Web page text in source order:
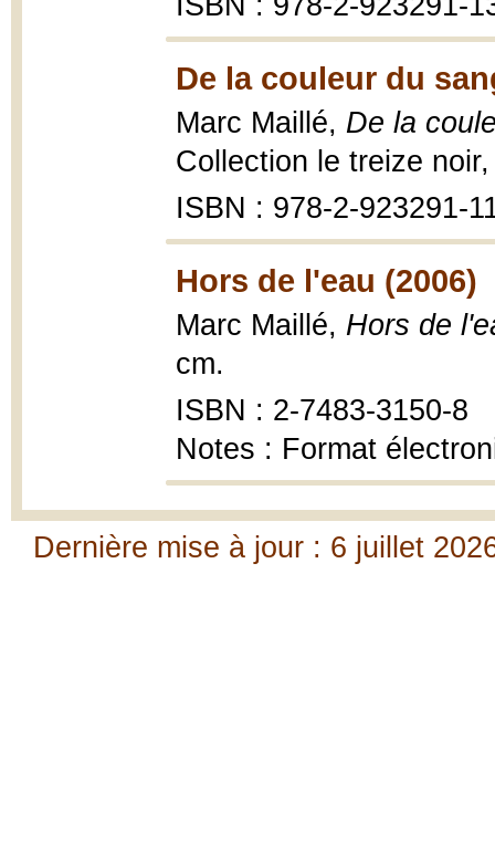
De la couleur du
Marc Maillé, De la
Collection le treize
ISBN : 978-2-923291-
Hors de l'eau (2006)
Marc Maillé, Hors de
cm.
ISBN : 2-7483-3150-8
Notes : Format
Dernière mise à jour : 6 juillet